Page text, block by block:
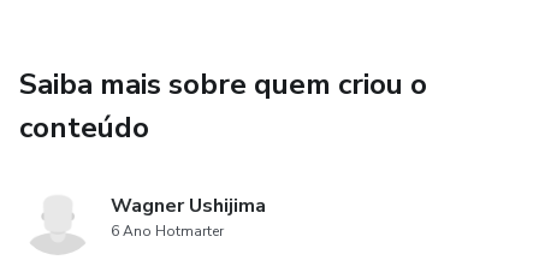
Saiba mais sobre quem criou o
conteúdo
Wagner Ushijima
6 Ano Hotmarter